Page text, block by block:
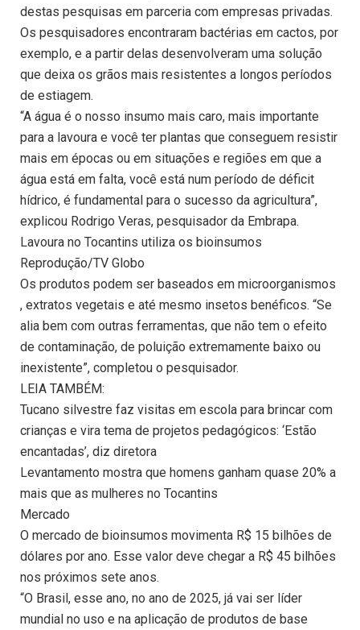
destas pesquisas em parceria com empresas privadas.
Os pesquisadores encontraram bactérias em cactos, por
exemplo, e a partir delas desenvolveram uma solução
que deixa os grãos mais resistentes a longos períodos
de estiagem.
“A água é o nosso insumo mais caro, mais importante
para a lavoura e você ter plantas que conseguem resistir
mais em épocas ou em situações e regiões em que a
água está em falta, você está num período de déficit
hídrico, é fundamental para o sucesso da agricultura”,
explicou Rodrigo Veras, pesquisador da Embrapa.
Lavoura no Tocantins utiliza os bioinsumos
Reprodução/TV Globo
Os produtos podem ser baseados em microorganismos
, extratos vegetais e até mesmo insetos benéficos. “Se
alia bem com outras ferramentas, que não tem o efeito
de contaminação, de poluição extremamente baixo ou
inexistente”, completou o pesquisador.
LEIA TAMBÉM:
Tucano silvestre faz visitas em escola para brincar com
crianças e vira tema de projetos pedagógicos: ‘Estão
encantadas’, diz diretora
Levantamento mostra que homens ganham quase 20% a
mais que as mulheres no Tocantins
Mercado
O mercado de bioinsumos movimenta R$ 15 bilhões de
dólares por ano. Esse valor deve chegar a R$ 45 bilhões
nos próximos sete anos.
“O Brasil, esse ano, no ano de 2025, já vai ser líder
mundial no uso e na aplicação de produtos de base